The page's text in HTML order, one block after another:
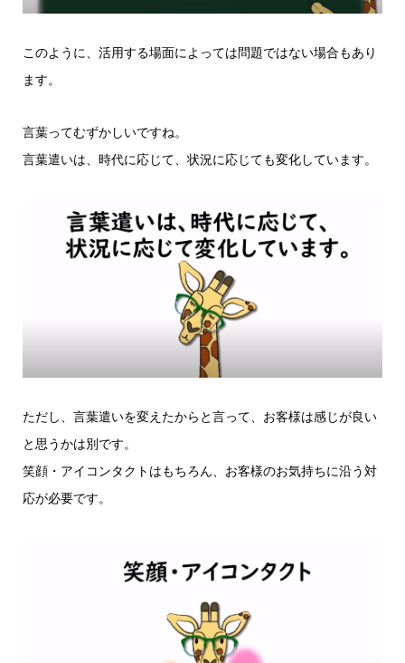
このように、活用する場面によっては問題ではない場合もあり
ます。
言葉ってむずかしいですね。
言葉遣いは、時代に応じて、状況に応じても変化しています。
ただし、言葉遣いを変えたからと言って、お客様は感じが良い
と思うかは別です。
笑顔・アイコンタクトはもちろん、お客様のお気持ちに沿う対
応が必要です。